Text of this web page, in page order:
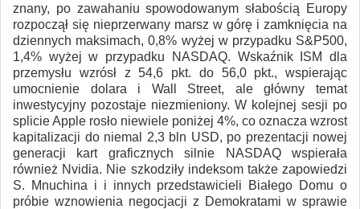
znany, po zawahaniu spowodowanym słabością Europy
rozpoczął się nieprzerwany marsz w górę i zamknięcia na
dziennych maksimach, 0,8% wyżej w przypadku S&P500,
1,4% wyżej w przypadku NASDAQ. Wskaźnik ISM dla
przemysłu wzrósł z 54,6 pkt. do 56,0 pkt., wspierając
umocnienie dolara i Wall Street, ale główny temat
inwestycyjny pozostaje niezmieniony. W kolejnej sesji po
splicie Apple rosło niewiele poniżej 4%, co oznacza wzrost
kapitalizacji do niemal 2,3 bln USD, po prezentacji nowej
generacji kart graficznych silnie NASDAQ wspierała
również Nvidia. Nie szkodziły indeksom także zapowiedzi
S. Mnuchina i i innych przedstawicieli Białego Domu o
próbie wznowienia negocjacji z Demokratami w sprawie